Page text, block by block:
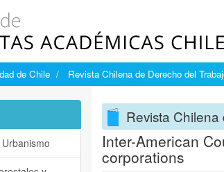
de Chile Revista Chilena de Derecho del
Revista
Inter-American
corporations